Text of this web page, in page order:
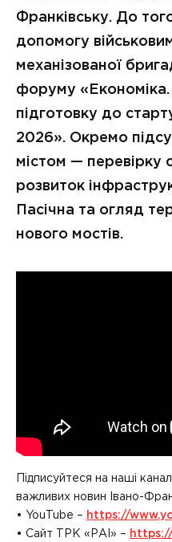
Франківську. До
допомогу
механізованої
форуму «Економіка.
підготовку до
2026». Окремо
містом — перевірку
розвиток
Пасічна та огляд
нового мостів.
Підписуйтеся на наші
важливих новин Івано-
• YouTube – https://
• Сайт ТРК «РАІ» –